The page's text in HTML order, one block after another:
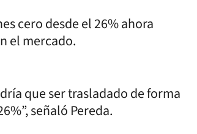
cero desde el 26% ahora
el mercado.
que ser trasladado de forma
señaló Pereda.